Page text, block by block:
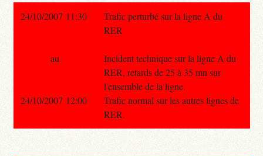
24/10/2007 11:30
Trafic perturbé sur la ligne A du
RER
Incident technique sur la ligne A du
RER, retards de 25 à 35 mn sur
l'ensemble de la ligne.
Trafic normal sur les autres lignes de
RER.
au
24/10/2007 12:00